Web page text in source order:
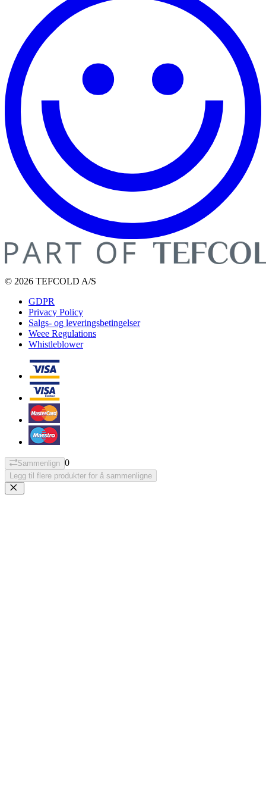
© 2026 TEFCOLD A/S
GDPR
Privacy Policy
Salgs- og leveringsbetingelser
Weee Regulations
Whistleblower
Sammenlign 0
Legg til flere produkter for å sammenligne